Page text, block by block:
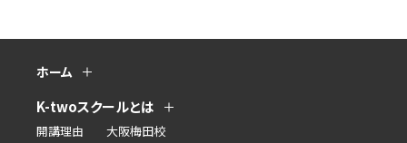
ホーム
K-twoスクールとは
開講理由
大阪梅田校